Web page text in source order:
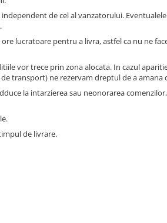
de cel al vanzatorului.
lucratoare pentru a livra, astfel ca nu ne
vor trece prin zona alocata. In cazul
transport) ne rezervam dreptul de a amana
la intarzierea sau neonorarea
de livrare.